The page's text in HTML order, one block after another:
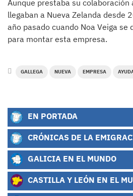
Aunque prestaba su colaboración
llegaban a Nueva Zelanda desde
año pasado cuando Noa Veiga se
para montar esta empresa.
GALLEGA NUEVA EMPRESA
EN PORTADA
CRÓNICAS DE LA
GALICIA EN EL MUNDO
CASTILLA Y LEÓN EN EL